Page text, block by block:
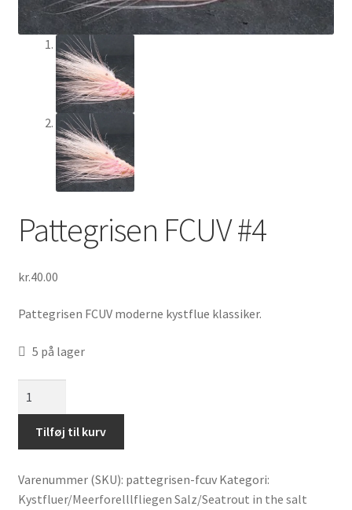
Pattegrisen FCUV #4
kr.40.00
Pattegrisen FCUV moderne kystflue klassiker.
5 på lager
antal
Tilføj til kurv
Varenummer (SKU): pattegrisen-fcuv Kategori:
Kystfluer/Meerforelllfliegen Salz/Seatrout in the salt